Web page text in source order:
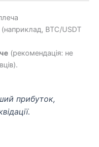
BTC/USDT
(рекомендація: не
прибуток,